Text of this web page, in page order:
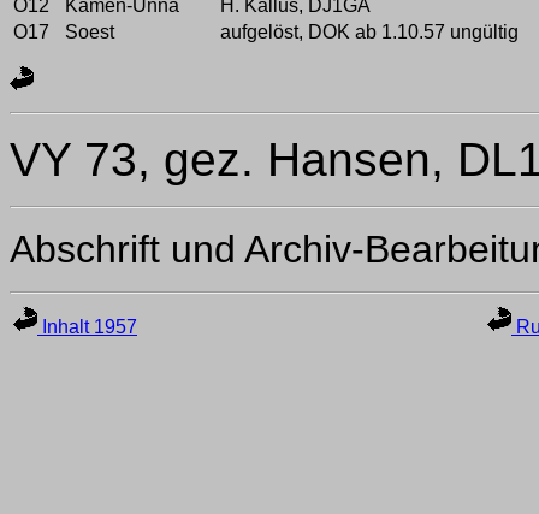
O12
Kamen-Unna
H. Kallus, DJ1GA
O17
Soest aufgelöst, DOK ab 1.10.57 ungültig
VY 73, gez. Hansen,
Abschrift und Archiv-
Inhalt 1957